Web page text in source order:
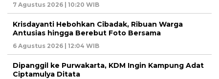
7 Agustus 2026 | 10:20 WIB
Krisdayanti Hebohkan Cibadak, Ribuan Warga
Antusias hingga Berebut Foto Bersama
6 Agustus 2026 | 12:04 WIB
Dipanggil ke Purwakarta, KDM Ingin Kampung Adat
Ciptamulya Ditata